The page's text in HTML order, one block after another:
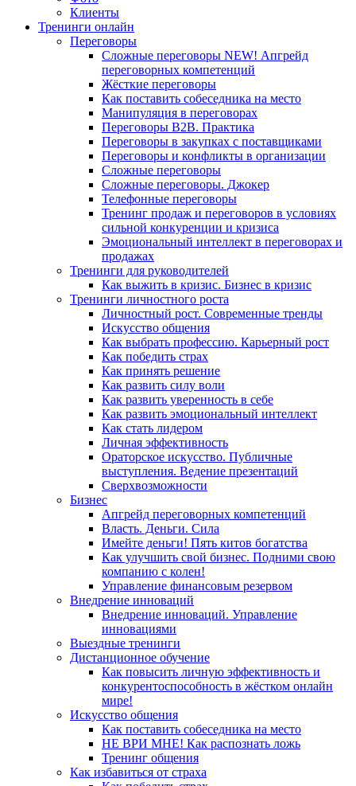
Клиенты
Тренинги онлайн
Переговоры
Сложные переговоры NEW! Апгрейд
переговорных компетенций
Жёсткие переговоры
Как поставить собеседника на место
Манипуляция в переговорах
Переговоры B2B. Практика
Переговоры в закупках с поставщиками
Переговоры и конфликты в организации
Сложные переговоры
Сложные переговоры. Джокер
Телефонные переговоры
Тренинг продаж и переговоров в условиях
сильной конкуренции и кризиса
Эмоциональный интеллект в переговорах и
продажах
Тренинги для руководителей
Как выжить в кризис. Бизнес в кризис
Тренинги личностного роста
Личностный рост. Современные тренды
Искусство общения
Как выбрать профессию. Карьерный рост
Как победить страх
Как принять решение
Как развить силу воли
Как развить уверенность в себе
Как развить эмоциональный интеллект
Как стать лидером
Личная эффективность
Ораторское искусство. Публичные
выступления. Ведение презентаций
Сверхвозможности
Бизнес
Апгрейд переговорных компетенций
Власть. Деньги. Сила
Имейте деньги! Пять китов богатства
Как улучшить свой бизнес. Подними свою
компанию с колен!
Управление финансовым резервом
Внедрение инноваций
Внедрение инноваций. Управление
инновациями
Выездные тренинги
Дистанционное обучение
Как повысить личную эффективность и
конкурентоспособность в жёстком онлайн
мире!
Искусство общения
Как поставить собеседника на место
НЕ ВРИ МНЕ! Как распознать ложь
Тренинг общения
Как избавиться от страха